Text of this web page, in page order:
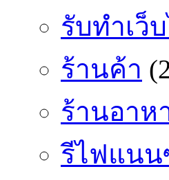
รับทำเว็
ร้านค้า
ร้านอาห
รีไฟแนน